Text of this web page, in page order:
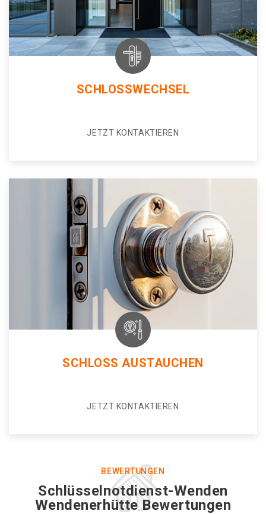
SCHLOSSWECHSEL
JETZT KONTAKTIEREN
SCHLOSS AUSTAUCHEN
JETZT KONTAKTIEREN
BEWERTUNGEN
Schlüsselnotdienst-Wenden
Wendenerhütte Bewertungen